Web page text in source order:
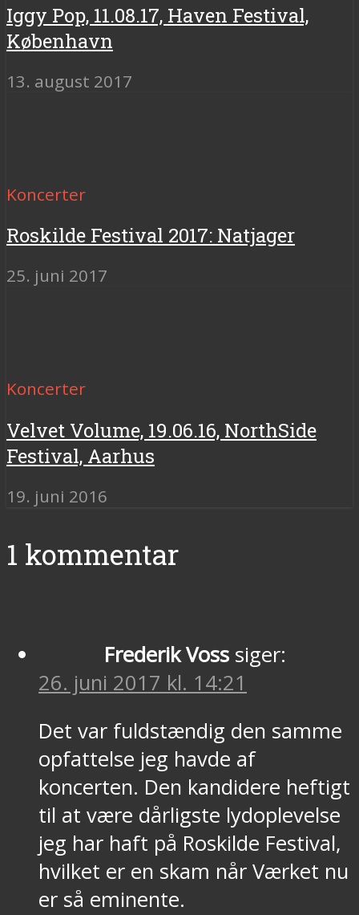
Iggy Pop, 11.08.17, Haven Festival,
København
13. august 2017
Koncerter
Roskilde Festival 2017: Natjager
25. juni 2017
Koncerter
Velvet Volume, 19.06.16, NorthSide
Festival, Aarhus
19. juni 2016
1 kommentar
Frederik Voss siger:
26. juni 2017 kl. 14:21
Det var fuldstændig den samme
opfattelse jeg havde af
koncerten. Den kandidere heftigt
til at være dårligste lydoplevelse
jeg har haft på Roskilde Festival,
hvilket er en skam når Værket nu
er så eminente.